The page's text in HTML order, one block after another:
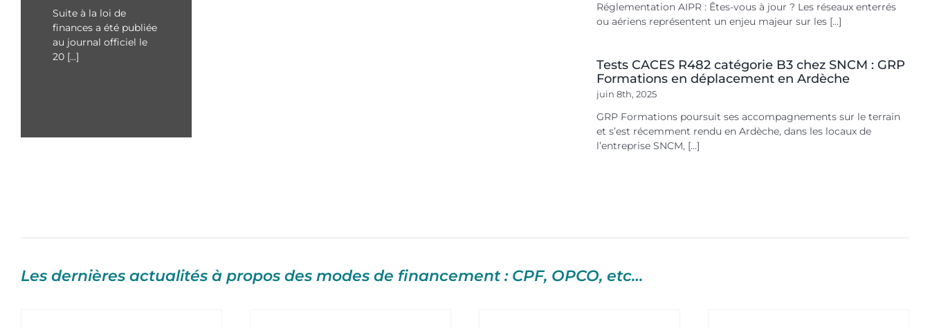
Suite à la loi de
finances a été publiée
au journal officiel le
20 [...]
Réglementation AIPR : Êtes-vous à jour ? Les réseaux enterrés
ou aériens représentent un enjeu majeur sur les [...]
Tests CACES R482 catégorie B3 chez SNCM : GRP
Formations en déplacement en Ardèche
juin 8th, 2025
GRP Formations poursuit ses accompagnements sur le terrain
et s’est récemment rendu en Ardèche, dans les locaux de
l’entreprise SNCM, [...]
Les dernières actualités à propos des modes de financement : CPF, OPCO, etc…